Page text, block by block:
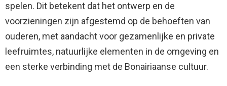
spelen. Dit betekent dat het ontwerp en de
voorzieningen zijn afgestemd op de behoeften van
ouderen, met aandacht voor gezamenlijke en private
leefruimtes, natuurlijke elementen in de omgeving en
een sterke verbinding met de Bonairiaanse cultuur.